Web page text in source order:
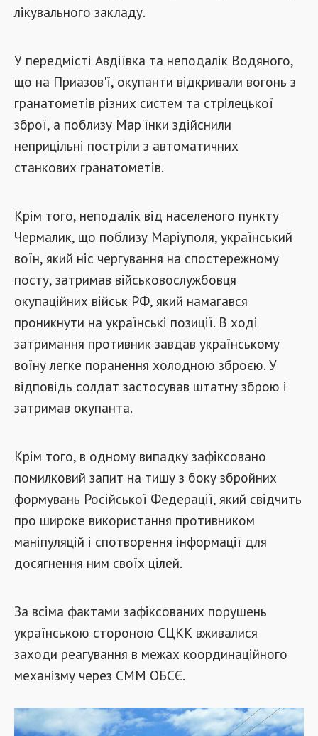
лікувального закладу.
У передмісті Авдіївка та неподалік Водяного,
що на Приазов'ї, окупанти відкривали вогонь з
гранатометів різних систем та стрілецької
зброї, а поблизу Мар'їнки здійснили
неприцільні постріли з автоматичних
станкових гранатометів.
Крім того, неподалік від населеного пункту
Чермалик, що поблизу Маріуполя, український
воїн, який ніс чергування на спостережному
посту, затримав військовослужбовця
окупаційних військ РФ, який намагався
проникнути на українські позиції. В ході
затримання противник завдав українському
воїну легке поранення холодною зброєю. У
відповідь солдат застосував штатну зброю і
затримав окупанта.
Крім того, в одному випадку зафіксовано
помилковий запит на тишу з боку збройних
формувань Російської Федерації, який свідчить
про широке використання противником
маніпуляцій і спотворення інформації для
досягнення ним своїх цілей.
За всіма фактами зафіксованих порушень
українською стороною СЦКК вживалися
заходи реагування в межах координаційного
механізму через СММ ОБСЄ.